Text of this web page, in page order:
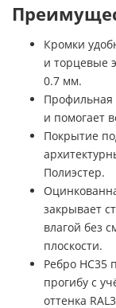
Кромки
и торцевые
0.7 мм.
Профильная
и помогает
Покрытие
Полиэстер.
закрывает
влагой без
плоскости.
Ребро НС35
прогибу с
оттенка